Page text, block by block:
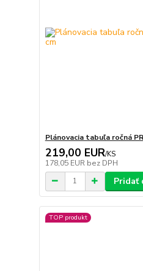
Plánovacia tabuľa ročná
219,00 EUR/KS
178,05 EUR bez DPH
Pridať
TOP produkt